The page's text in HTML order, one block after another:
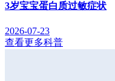
3岁宝宝蛋白质过敏症状
2026-07-23
查看更多科普